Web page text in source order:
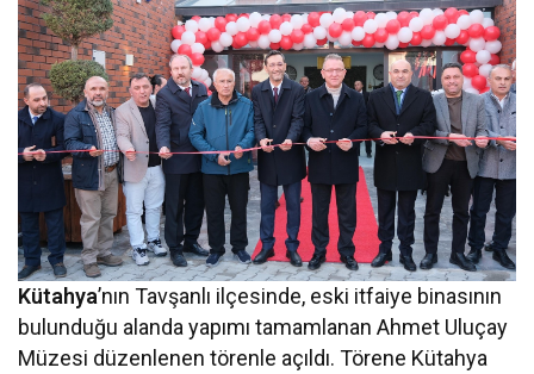
Kütahya’nın Tavşanlı ilçesinde, eski itfaiye binasının
bulunduğu alanda yapımı tamamlanan Ahmet Uluçay
Müzesi düzenlenen törenle açıldı. Törene Kütahya